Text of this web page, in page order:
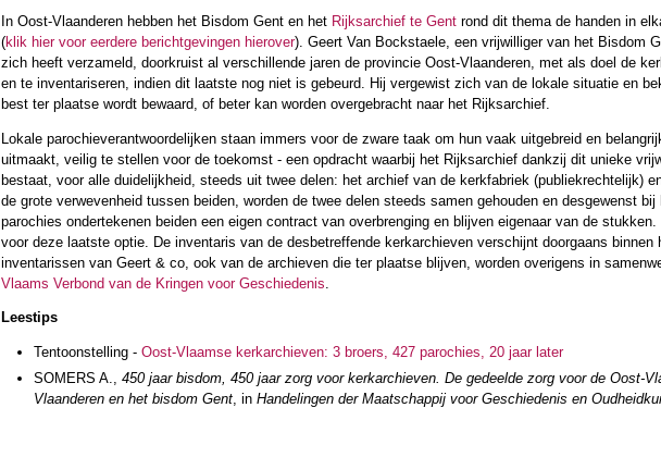
In Oost-Vlaanderen hebben het Bisdom Gent en het Rijksarchief te Gent rond dit thema de handen in
(klik hier voor eerdere berichtgevingen hierover). Geert Van Bockstaele, een vrijwilliger van het Bisdom
zich heeft verzameld, doorkruist al verschillende jaren de provincie Oost-Vlaanderen, met als doel de
en te inventariseren, indien dit laatste nog niet is gebeurd. Hij vergewist zich van de lokale situatie en
best ter plaatse wordt bewaard, of beter kan worden overgebracht naar het Rijksarchief.
Lokale parochieverantwoordelijken staan immers voor de zware taak om hun vaak uitgebreid en
uitmaakt, veilig te stellen voor de toekomst - een opdracht waarbij het Rijksarchief dankzij dit unieke
bestaat, voor alle duidelijkheid, steeds uit twee delen: het archief van de kerkfabriek (publiekrechtelijk)
de grote verwevenheid tussen beiden, worden de twee delen steeds samen gehouden en desgewenst
parochies ondertekenen beiden een eigen contract van overbrenging en blijven eigenaar van de
voor deze laatste optie. De inventaris van de desbetreffende kerkarchieven verschijnt doorgaans binnen
inventarissen van Geert & co, ook van de archieven die ter plaatse blijven, worden overigens in
Vlaams Verbond van de Kringen voor Geschiedenis
Leestips
Tentoonstelling - Oost-Vlaamse kerkarchieven: 3 broers, 427 parochies, 20 jaar later
SOMERS A., 450 jaar bisdom, 450 jaar zorg voor kerkarchieven. De gedeelde zorg voor de Oost-
Vlaanderen en het bisdom Gent, in Handelingen der Maatschappij voor Geschiedenis en